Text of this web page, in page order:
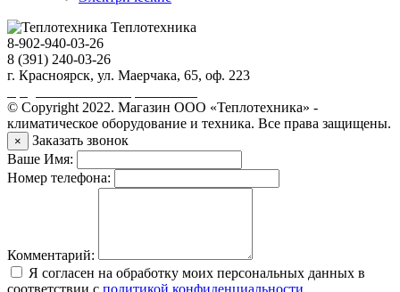
Теплотехника
8-902-940-03-26
8 (391) 240-03-26
г. Красноярск, ул. Маерчака, 65, оф. 223
© Copyright 2022. Магазин ООО «Теплотехника» -
климатическое оборудование и техника. Все права защищены.
×
Заказать звонок
Ваше Имя:
Номер телефона:
Комментарий:
Я согласен на обработку моих персональных данных в